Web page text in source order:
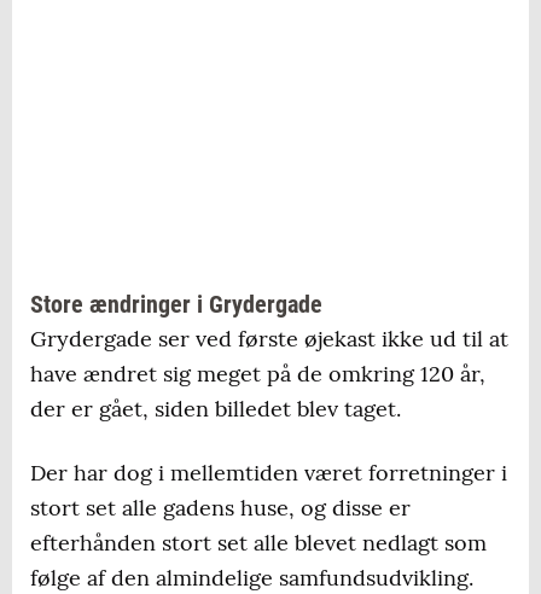
Store ændringer i Grydergade
Grydergade ser ved første øjekast ikke ud til at
have ændret sig meget på de omkring 120 år,
der er gået, siden billedet blev taget.
Der har dog i mellemtiden været forretninger i
stort set alle gadens huse, og disse er
efterhånden stort set alle blevet nedlagt som
følge af den almindelige samfundsudvikling.